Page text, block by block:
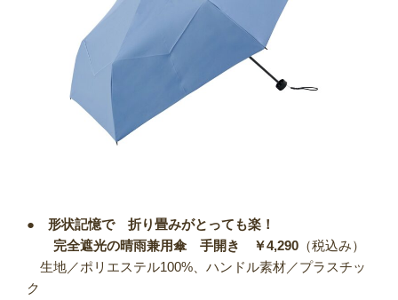
● 形状記憶で 折り畳みがとっても楽！
完全遮光の晴雨兼用傘 手開き ￥4,290 （税込み）
生地／ポリエステル100%、ハンドル素材／プラスチッ
ク